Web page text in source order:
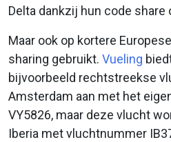
Delta dankzij hun code share
Maar ook op kortere
sharing gebruikt. Vueling
bijvoorbeeld rechtstreekse
Amsterdam aan met het
VY5826, maar deze vlucht
Iberia met vluchtnummer